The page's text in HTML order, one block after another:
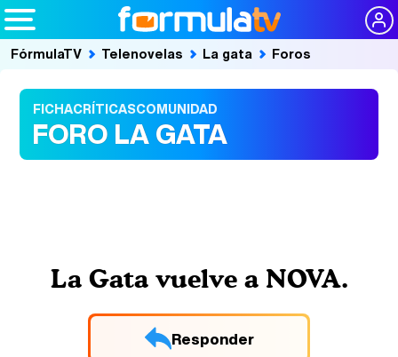
FórmulaTV Telenovelas La gata Foros
FICHACRÍTICASCOMUNIDAD
FORO LA GATA
La Gata vuelve a NOVA.
Responder